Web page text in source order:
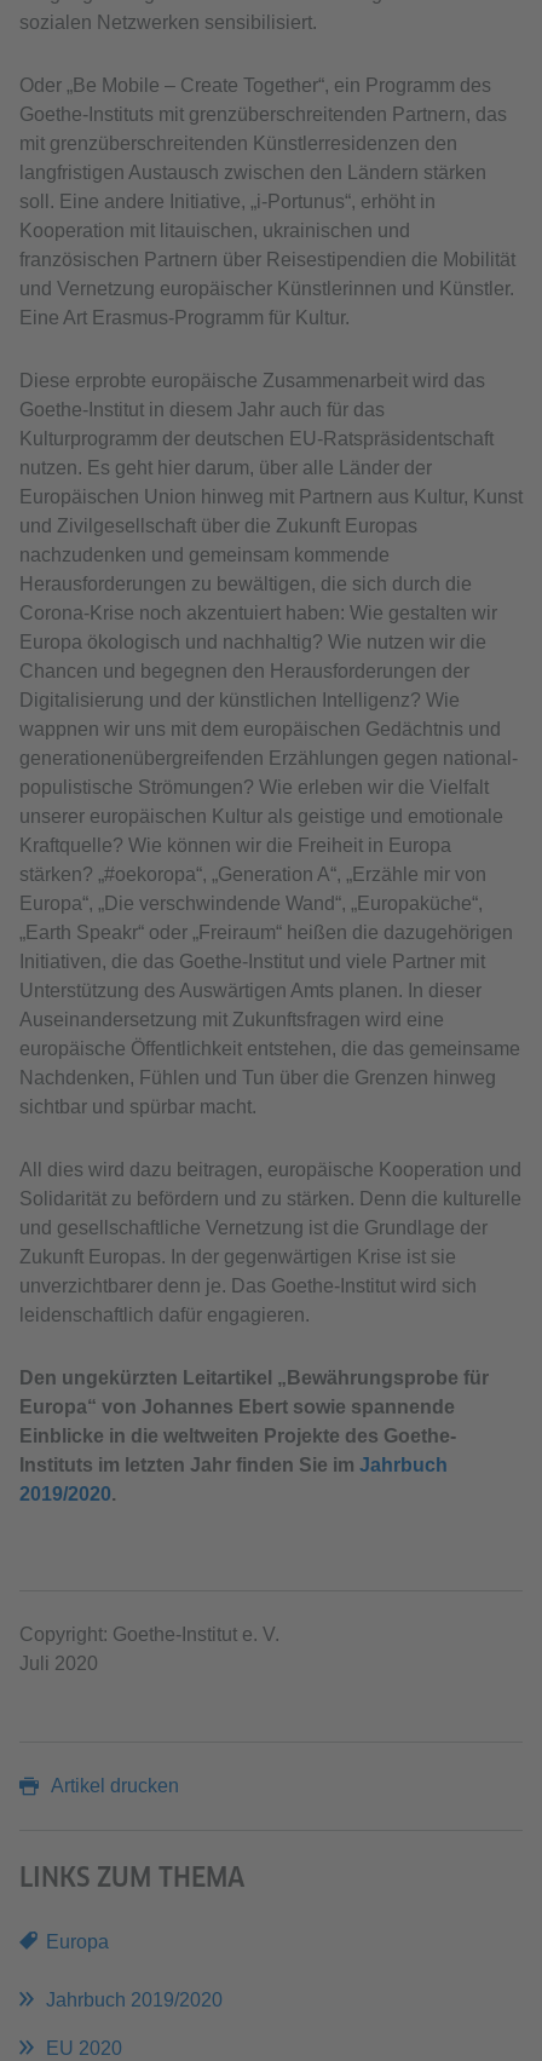
sozialen Netzwerken sensibilisiert.
Oder „Be Mobile – Create Together“, ein Programm des
Goethe-Instituts mit grenzüberschreitenden Partnern, das
mit grenzüberschreitenden Künstlerresidenzen den
langfristigen Austausch zwischen den Ländern stärken
soll. Eine andere Initiative, „i-Portunus“, erhöht in
Kooperation mit litauischen, ukrainischen und
französischen Partnern über Reisestipendien die Mobilität
und Vernetzung europäischer Künstlerinnen und Künstler.
Eine Art Erasmus-Programm für Kultur.
Diese erprobte europäische Zusammenarbeit wird das
Goethe-­Institut in diesem Jahr auch für das
Kulturprogramm der deutschen EU-Ratspräsidentschaft
nutzen. Es geht hier darum, über alle Länder der
Europäischen Union hinweg mit Partnern aus Kultur, Kunst
und Zivilgesellschaft über die Zukunft Europas
nachzudenken und gemeinsam kommende
Herausforderungen zu bewältigen, die sich durch die
Corona-Krise noch akzentuiert haben: Wie gestalten wir
Europa ökologisch und nachhaltig? Wie nutzen wir die
Chancen und begegnen den Herausforderungen der
Digitalisierung und der künstlichen Intelligenz? Wie
wappnen wir uns mit dem europäischen Gedächtnis und
generationenübergreifenden Erzählungen gegen national-
populistische Strömungen? Wie erleben wir die Vielfalt
unserer europäischen Kultur als geistige und emotionale
Kraftquelle? Wie können wir die Freiheit in Europa
stärken? „#oekoropa“, „Generation A“, „Erzähle mir von
Europa“, „Die verschwindende Wand“, „Europaküche“,
„Earth Speakr“ oder „Freiraum“ heißen die dazugehörigen
Initiativen, die das Goethe-Institut und viele Partner mit
Unterstützung des Auswärtigen Amts planen. In dieser
Auseinandersetzung mit Zukunftsfragen wird eine
europäische Öffentlichkeit entstehen, die das gemeinsame
Nachdenken, Fühlen und Tun über die Grenzen hinweg
sichtbar und spürbar macht.
All dies wird dazu beitragen, europäische Kooperation und
Solidarität zu befördern und zu stärken. Denn die kulturelle
und gesellschaftliche Vernetzung ist die Grundlage der
Zukunft Europas. In der gegenwärtigen Krise ist sie
unverzichtbarer denn je. Das Goethe-Institut wird sich
leidenschaftlich dafür engagieren.
Den ungekürzten Leitartikel „Bewährungsprobe für
Europa“ von Johannes Ebert sowie spannende
Einblicke in die weltweiten Projekte des Goethe-
Instituts im letzten Jahr finden Sie im Jahrbuch
2019/2020.
Copyright: Goethe-Institut e. V.
Juli 2020
Artikel drucken
LINKS ZUM THEMA
Europa
Jahrbuch 2019/2020
EU 2020